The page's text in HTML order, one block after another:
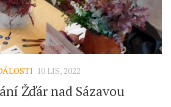
10 LIS, 2022
Žďár nad Sázavou